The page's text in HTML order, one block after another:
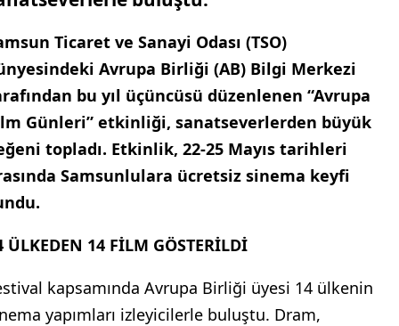
Ticaret ve Sanayi Odası (TSO)
Avrupa Birliği (AB) Bilgi Merkezi
bu yıl üçüncüsü düzenlenen “Avrupa
Günleri” etkinliği, sanatseverlerden büyük
topladı. Etkinlik, 22-25 Mayıs tarihleri
Samsunlulara ücretsiz sinema keyfi
ÜLKEDEN 14 FİLM GÖSTERİLDİ
kapsamında Avrupa Birliği üyesi 14 ülkenin
yapımları izleyicilerle buluştu. Dram,